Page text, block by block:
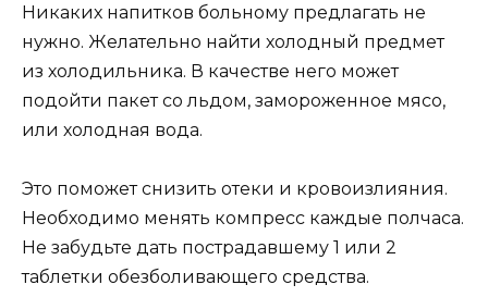
Никаких напитков больному предлагать не
нужно. Желательно найти холодный предмет
из холодильника. В качестве него может
подойти пакет со льдом, замороженное мясо,
или холодная вода.
Это поможет снизить отеки и кровоизлияния.
Необходимо менять компресс каждые полчаса.
Не забудьте дать пострадавшему 1 или 2
таблетки обезболивающего средства.